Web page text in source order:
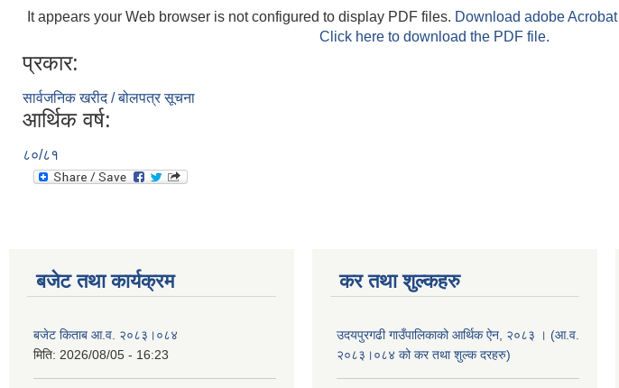
It appears your Web browser is not configured to display PDF files. Download adobe Acrobat
Click here to download the PDF file.
प्रकार:
सार्वजनिक खरीद / बोलपत्र सूचना
आर्थिक वर्ष:
८०/८१
बजेट तथा कार्यक्रम
बजेट किताब आ.व. २०८३।०८४
मिति: 2026/08/05 - 16:23
कर तथा शुल्कहरु
उदयपुरगढी गाउँपालिकाको आर्थिक ऐन, २०८३ । (आ.व.
२०८३।०८४ को कर तथा शुल्क दरहरु)